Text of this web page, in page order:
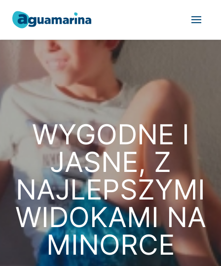
WYGODNE I
JASNE, Z
NAJLEPSZYMI
WIDOKAMI NA
MINORCE